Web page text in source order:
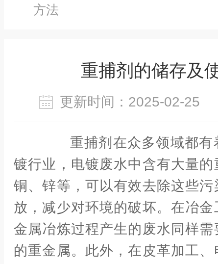
方法
重捕剂的储存及
更新时间：2025-02-25
重捕剂在众多领域都有
镀行业，电镀废水中含有大量的
铜、锌等，可以有效去除这些
放，减少对环境的破坏。在冶
金属冶炼过程产生的废水同样
的重金属。此外，在皮革加工